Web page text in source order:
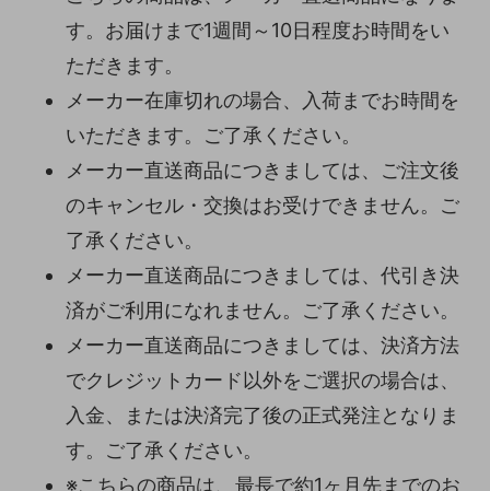
す。お届けまで1週間～10日程度お時間をい
ただきます。
メーカー在庫切れの場合、入荷までお時間を
いただきます。ご了承ください。
メーカー直送商品につきましては、ご注文後
のキャンセル・交換はお受けできません。ご
了承ください。
メーカー直送商品につきましては、代引き決
済がご利用になれません。ご了承ください。
メーカー直送商品につきましては、決済方法
でクレジットカード以外をご選択の場合は、
入金、または決済完了後の正式発注となりま
す。ご了承ください。
※こちらの商品は、最長で約1ヶ月先までのお